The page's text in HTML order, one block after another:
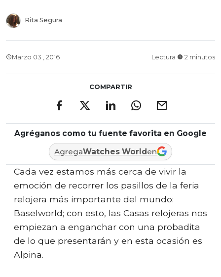
Rita Segura
Marzo 03 , 2016 Lectura 2 minutos
COMPARTIR
Agréganos como tu fuente favorita en Google
AgregaWatches Worlden
Cada vez estamos más cerca de vivir la
emoción de recorrer los pasillos de la feria
relojera más importante del mundo:
Baselworld; con esto, las Casas relojeras nos
empiezan a enganchar con una probadita
de lo que presentarán y en esta ocasión es
Alpina.